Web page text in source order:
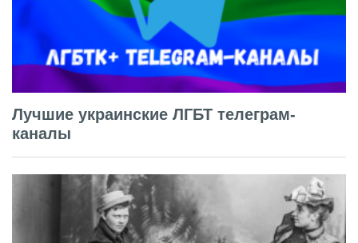
Лучшие украинские ЛГБТ телеграм-
каналы